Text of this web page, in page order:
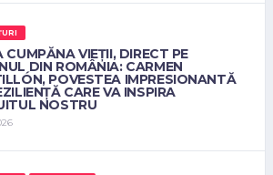
CUMPĂNA VIEȚII, DIRECT PE
DIN ROMÂNIA: CARMEN
POVESTEA IMPRESIONANTĂ
CARE VA INSPIRA
NOSTRU